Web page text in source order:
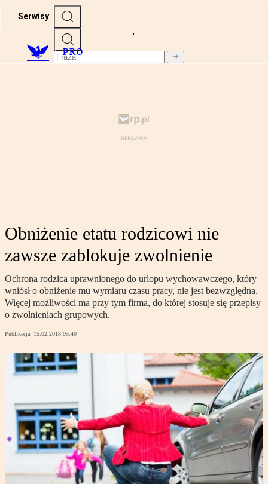
Serwisy
PRO
Obniżenie etatu rodzicowi nie
zawsze zablokuje zwolnienie
Ochrona rodzica uprawnionego do urlopu wychowawczego, który
wniósł o obniżenie mu wymiaru czasu pracy, nie jest bezwzględna.
Więcej możliwości ma przy tym firma, do której stosuje się przepisy
o zwolnieniach grupowych.
Publikacja: 15.02.2018 05:40